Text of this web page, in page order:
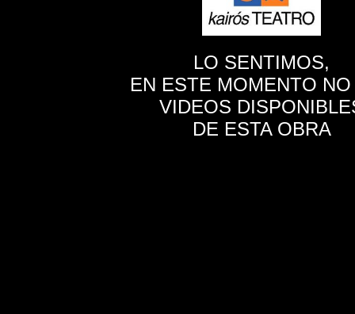
LO SENTIMOS,
EN ESTE MOMENTO NO
VIDEOS
DE ESTA OBRA